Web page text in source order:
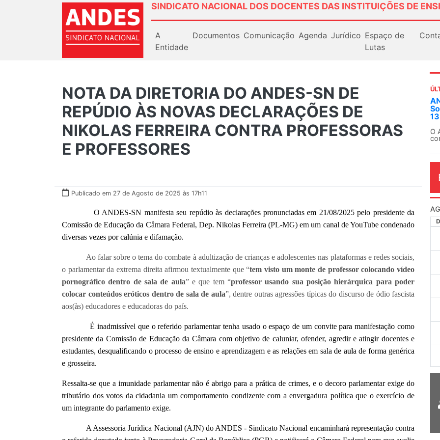
SINDICATO NACIONAL DOS DOCENTES DAS INSTITUIÇÕES DE
A
Entidade
Documentos Comunicação Agenda Jurídico Espaço de
Lutas
NOTA DA DIRETORIA DO ANDES-SN DE
REPÚDIO ÀS NOVAS DECLARAÇÕES DE
NIKOLAS FERREIRA CONTRA PROFESSORAS
E PROFESSORES
Publicado em 27 de Agosto de 2025 às 17h11
O ANDES-SN manifesta seu repúdio às declarações pronunciadas em 21/08/2025 pelo presidente da
Comissão de Educação da Câmara Federal, Dep. Nikolas Ferreira (PL-MG) em um canal de YouTube condenado
diversas vezes por calúnia e difamação.
Ao falar sobre o tema do combate à adultização de crianças e adolescentes nas plataformas e redes sociais,
o parlamentar da extrema direita afirmou textualmente que “tem visto um monte de professor colocando vídeo
pornográfico dentro de sala de aula” e que tem “professor usando sua posição hierárquica para poder
colocar conteúdos eróticos dentro de sala de aula”, dentre outras agressões típicas do discurso de ódio fascista
aos(às) educadores e educadoras do país.
É inadmissível que o referido parlamentar tenha usado o espaço de um convite para manifestação como
presidente da Comissão de Educação da Câmara com objetivo de caluniar, ofender, agredir e atingir docentes e
estudantes, desqualificando o processo de ensino e aprendizagem e as relações em sala de aula de forma genérica
e grosseira.
Ressalta-se que a imunidade parlamentar não é abrigo para a prática de crimes, e o decoro parlamentar exige do
tributário dos votos da cidadania um comportamento condizente com a envergadura política que o exercício de
um integrante do parlamento exige.
A Assessoria Jurídica Nacional (AJN) do ANDES - Sindicato Nacional encaminhará representação contra
O